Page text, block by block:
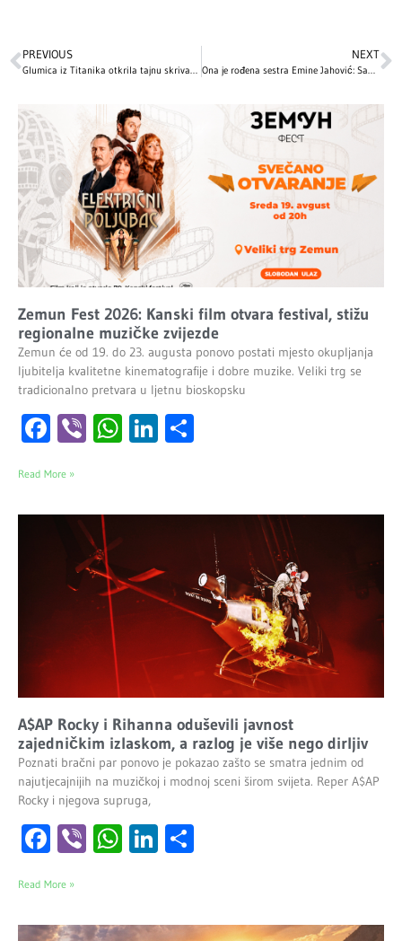
PREVIOUS
Glumica iz Titanika otkrila tajnu skrivanu decenijama: OVA scena je izbačena iz filma nakon što je naišla na užasnute reakcije
NEXT
Ona je rođena sestra Emine Jahović: Sabina se bavi ozbiljnim zanimanjem, a evo kako izgleda – fanovi tvrde da su kao bliznakinje! (FOTO)
Zemun Fest 2026: Kanski film otvara festival, stižu
regionalne muzičke zvijezde
Zemun će od 19. do 23. augusta ponovo postati mjesto okupljanja
ljubitelja kvalitetne kinematografije i dobre muzike. Veliki trg se
tradicionalno pretvara u ljetnu bioskopsku
Facebook
ViberWhatsApp
LinkedIn
Read More »
A$AP Rocky i Rihanna oduševili javnost
zajedničkim izlaskom, a razlog je više nego dirljiv
Poznati bračni par ponovo je pokazao zašto se smatra jednim od
najutjecajnijih na muzičkoj i modnoj sceni širom svijeta. Reper A$AP
Rocky i njegova supruga,
Facebook
ViberWhatsApp
LinkedIn
Read More »